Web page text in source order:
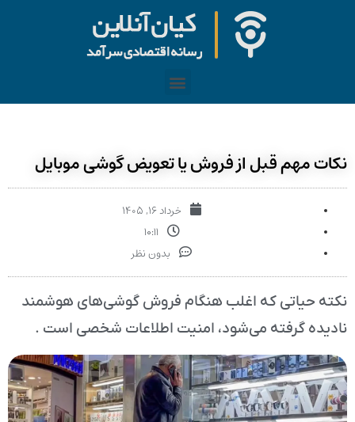
نکات مهم قبل از فروش یا تعویض گوشی موبایل
خرداد ۱۶, ۱۴۰۵
۱۰:۱۱
بدون نظر
نکته‌ حیاتی که اغلب هنگام فروش گوشی‌های هوشمند
نادیده گرفته می‌شود، امنیت اطلاعات شخصی است .